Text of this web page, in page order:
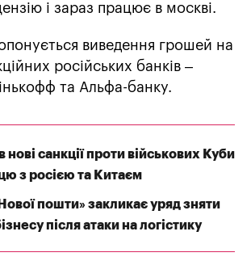
і зараз працює в москві.
виведення грошей на
російських банків –
та Альфа-банку.
нові санкції проти військових Куби
з росією та Китаєм
пошти» закликає уряд зняти
після атаки на логістику